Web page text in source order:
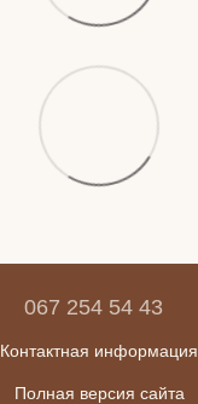
067 254 54 43
Контактная информация
Полная версия сайта